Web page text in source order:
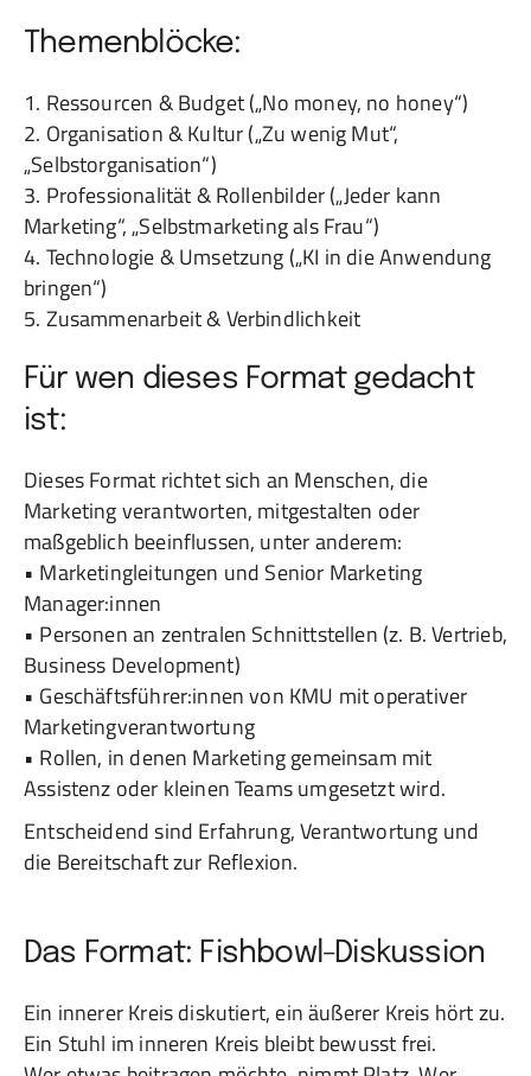
Themenblöcke:
1. Ressourcen & Budget („No money, no honey“)
2. Organisation & Kultur („Zu wenig Mut“,
„Selbstorganisation“)
3. Professionalität & Rollenbilder („Jeder kann
Marketing“, „Selbstmarketing als Frau“)
4. Technologie & Umsetzung („KI in die Anwendung
bringen“)
5. Zusammenarbeit & Verbindlichkeit
Für wen dieses Format gedacht
ist:
Dieses Format richtet sich an Menschen, die
Marketing verantworten, mitgestalten oder
maßgeblich beeinflussen, unter anderem:
• Marketingleitungen und Senior Marketing
Manager:innen
• Personen an zentralen Schnittstellen (z. B. Vertrieb,
Business Development)
• Geschäftsführer:innen von KMU mit operativer
Marketingverantwortung
• Rollen, in denen Marketing gemeinsam mit
Assistenz oder kleinen Teams umgesetzt wird.
Entscheidend sind Erfahrung, Verantwortung und
die Bereitschaft zur Reflexion.
Das Format: Fishbowl-Diskussion
Ein innerer Kreis diskutiert, ein äußerer Kreis hört zu.
Ein Stuhl im inneren Kreis bleibt bewusst frei.